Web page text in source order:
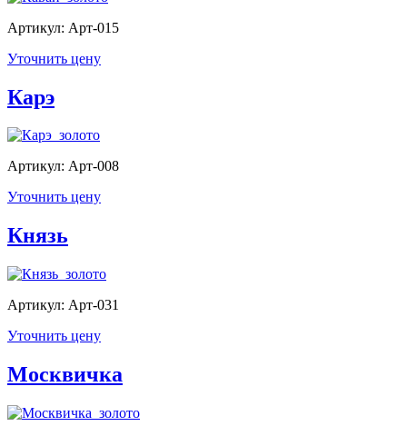
Артикул: Арт-015
Уточнить цену
Карэ
Артикул: Арт-008
Уточнить цену
Князь
Артикул: Арт-031
Уточнить цену
Москвичка